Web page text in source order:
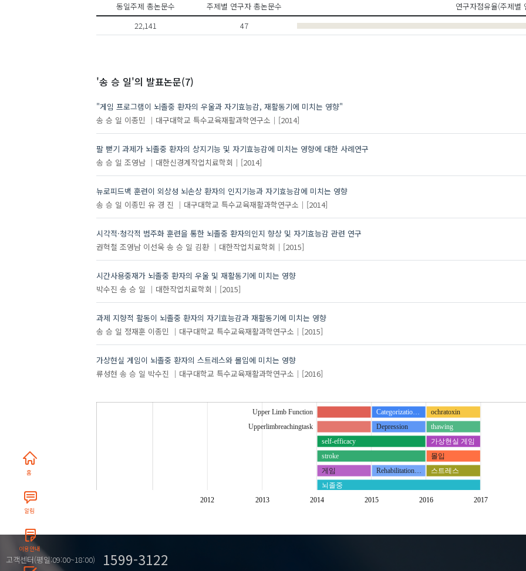
홈
알림
이용안내
동일주제 총논문수 주제별 연구자 총논문수
연구자점유율(주제별
22,141
47
'송 승 일'의 발표논문(7)
"게임 프로그램이 뇌졸중 환자의 우울과 자기효능감, 재활동기에 미치는 영향"
송 승 일 이종민 대구대학교 특수교육재활과학연구소 [2014]
팔 뻗기 과제가 뇌졸중 환자의 상지기능 및 자기효능감에 미치는 영향에 대한 사례연구
송 승 일 조영남 대한신경계작업치료학회 [2014]
뉴로피드백 훈련이 외상성 뇌손상 환자의 인지기능과 자기효능감에 미치는 영향
송 승 일 이종민 유 경 진 대구대학교 특수교육재활과학연구소 [2014]
시각적·청각적 범주화 훈련을 통한 뇌졸중 환자의인지 향상 및 자기효능감 관련 연구
권혁철 조영남 이선욱 송 승 일 김환 대한작업치료학회 [2015]
시간사용중재가 뇌졸중 환자의 우울 및 재활동기에 미치는 영향
박수진 송 승 일 대한작업치료학회 [2015]
과제 지향적 활동이 뇌졸중 환자의 자기효능감과 재활동기에 미치는 영향
송 승 일 정재훈 이종민 대구대학교 특수교육재활과학연구소 [2015]
가상현실 게임이 뇌졸중 환자의 스트레스와 몰입에 미치는 영향
류성현 송 승 일 박수진 대구대학교 특수교육재활과학연구소 [2016]
2012 2013 2014 2015 2016 2017
Categorizatio…
Depression
Rehabilitation…
Time-use intervention
Upper Limb Function
Upperlimbreachingtask
ochratoxin
self-efficacy
stroke
thawing
가상현실 게임
게임
뇌졸중
뉴로피드백 훈련
몰입
스트레스
고객센터(평일:09:00~18:00) 1599-3122